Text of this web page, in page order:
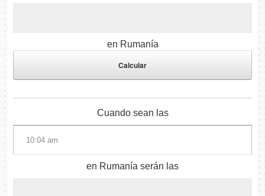
en Rumanía
Cuando sean las
en Rumanía serán las